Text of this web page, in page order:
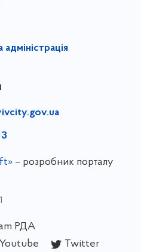
– розробник порталу
РДА
Youtube Twitter